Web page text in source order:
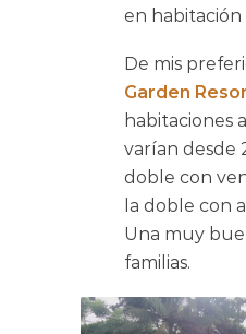
en habitación
De mis
Garden
habitaciones
varían desde
doble con
la doble con
Una muy
familias.